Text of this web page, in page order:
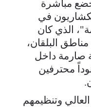
مباشرة
في
الذي كان
البلقان،
صارمة داخل
محترفين
وتنظيمهم